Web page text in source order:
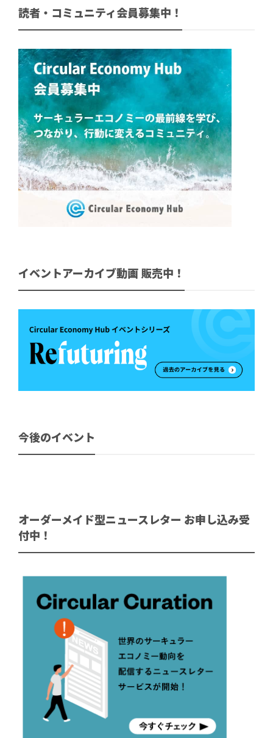
読者・コミュニティ会員募集中！
イベントアーカイブ動画 販売中！
今後のイベント
オーダーメイド型ニュースレター お申し込み受
付中！